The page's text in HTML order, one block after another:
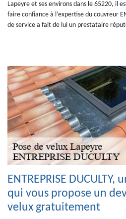
Lapeyre et ses environs dans le 65220, il
faire confiance à l’expertise du couvreur
de service a fait de lui un prestataire
ENTREPRISE
qui vous propose un
velux gratuitement